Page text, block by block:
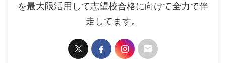
を最大限活用して志望校合格に向けて全力で伴
走してます。